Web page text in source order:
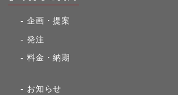
企画・提案
発注
料金・納期
お知らせ